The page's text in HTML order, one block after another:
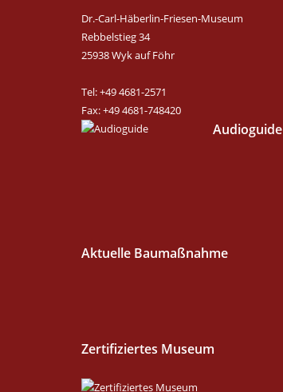
Dr.-Carl-Häberlin-Friesen-Museum
Rebbelstieg 34
25938 Wyk auf Föhr
Tel: +49 4681-2571
Fax: +49 4681-748420
Audioguide
Aktuelle Baumaßnahme
Zertifiziertes Museum